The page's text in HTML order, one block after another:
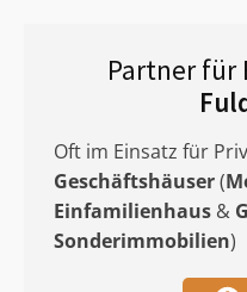
Partner für
Oft im Einsatz für
Geschäftshäuser(
Einfamilienhaus &
Sonderimmobilien)